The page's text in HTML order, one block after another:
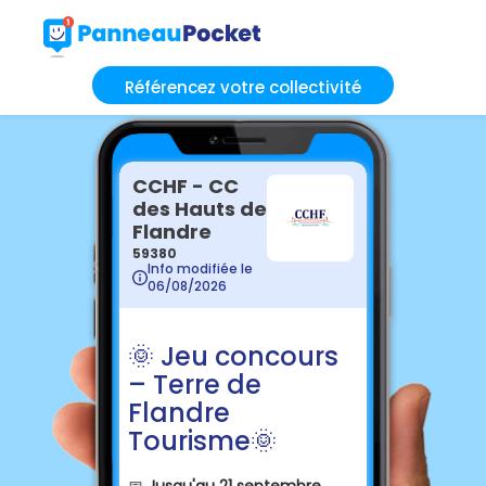
Référencez votre collectivité
CCHF - CC
des Hauts de
Flandre
59380
Info modifiée le
06/08/2026
🌞 Jeu concours
– Terre de
Flandre
Tourisme🌞